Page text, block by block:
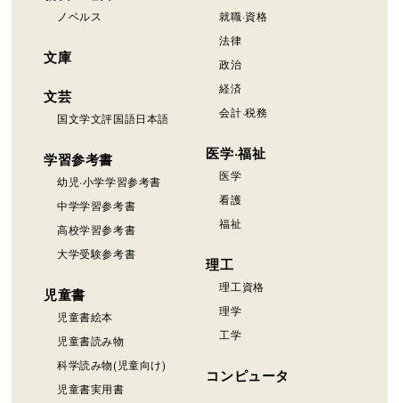
ノベルス
文庫
文芸
国文学文評国語日本語
学習参考書
幼児·小学学習参考書
中学学習参考書
高校学習参考書
大学受験参考書
児童書
児童書絵本
児童書読み物
科学読み物(児童向け)
児童書実用書
就職·資格
法律
政治
経済
会計·税務
医学·福祉
医学
看護
福祉
理工
理工資格
理学
工学
コンピュータ